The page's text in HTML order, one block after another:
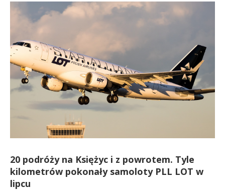
20 podróży na Księżyc i z powrotem. Tyle
kilometrów pokonały samoloty PLL LOT w
lipcu